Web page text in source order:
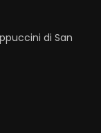
di San